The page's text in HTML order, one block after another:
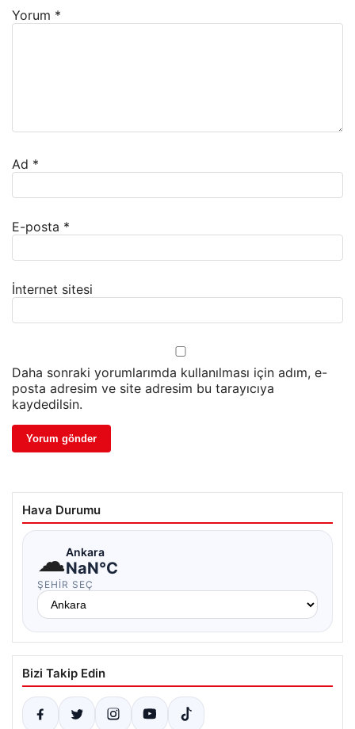
Yorum *
Ad *
E-posta *
İnternet sitesi
Daha sonraki yorumlarımda kullanılması için adım, e-
posta adresim ve site adresim bu tarayıcıya
kaydedilsin.
Hava Durumu
☁Ankara
NaN°C
ŞEHIR SEÇ
Bizi Takip Edin